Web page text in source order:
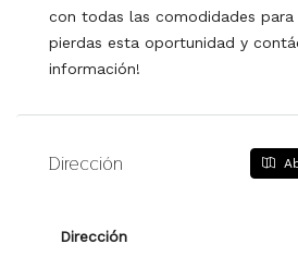
con todas las comodidades para
pierdas esta oportunidad y
información!
Dirección
Dirección